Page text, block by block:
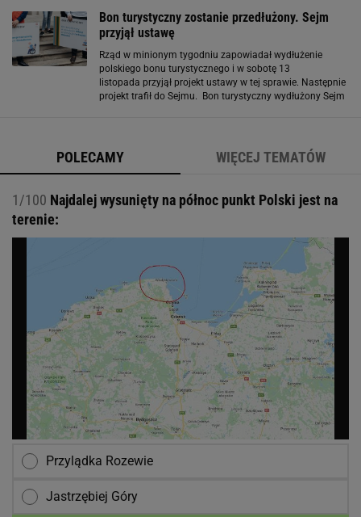
Bon turystyczny zostanie przedłużony. Sejm
przyjął ustawę
Rząd w minionym tygodniu zapowiadał wydłużenie
polskiego bonu turystycznego i w sobotę 13
listopada przyjął projekt ustawy w tej sprawie. Następnie
projekt trafił do Sejmu. Bon turystyczny wydłużony Sejm
POLECAMY WIĘCEJ TEMATÓW
1/100 Najdalej wysunięty na północ punkt Polski jest na
terenie:
Przylądka Rozewie
Jastrzębiej Góry